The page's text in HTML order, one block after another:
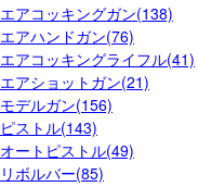
エアコッキングガン(138)
エアハンドガン(76)
エアコッキングライフル(41)
エアショットガン(21)
モデルガン(156)
ピストル(143)
オートピストル(49)
リボルバー(85)